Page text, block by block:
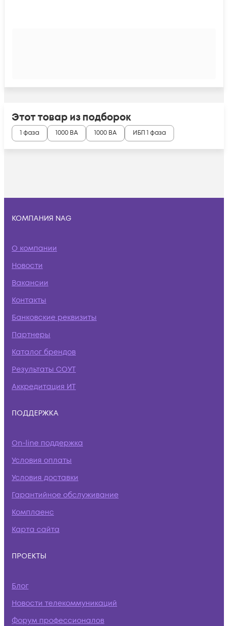
Этот товар из подборок
1 фаза 1000 ВА 1000 ВА ИБП 1 фаза
КОМПАНИЯ NAG
О компании
Новости
Вакансии
Контакты
Банковские реквизиты
Партнеры
Каталог брендов
Результаты СОУТ
Аккредитация ИТ
ПОДДЕРЖКА
On-line поддержка
Условия оплаты
Условия доставки
Гарантийное обслуживание
Комплаенс
Карта сайта
ПРОЕКТЫ
Блог
Новости телекоммуникаций
Форум профессионалов